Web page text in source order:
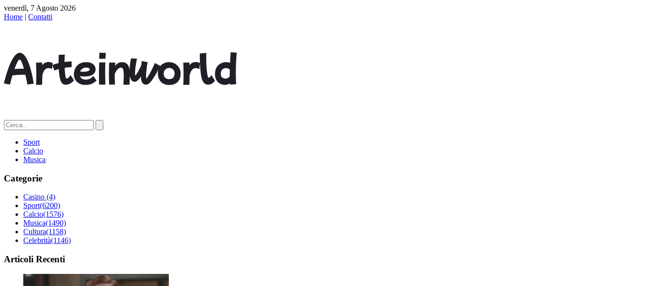
venerdì, 7 Agosto 2026
Home | Contatti
Sport
Calcio
Musica
Categorie
Casino (4)
Sport(6200)
Calcio(1576)
Musica(1490)
Cultura(1158)
Celebrità(1146)
Articoli Recenti